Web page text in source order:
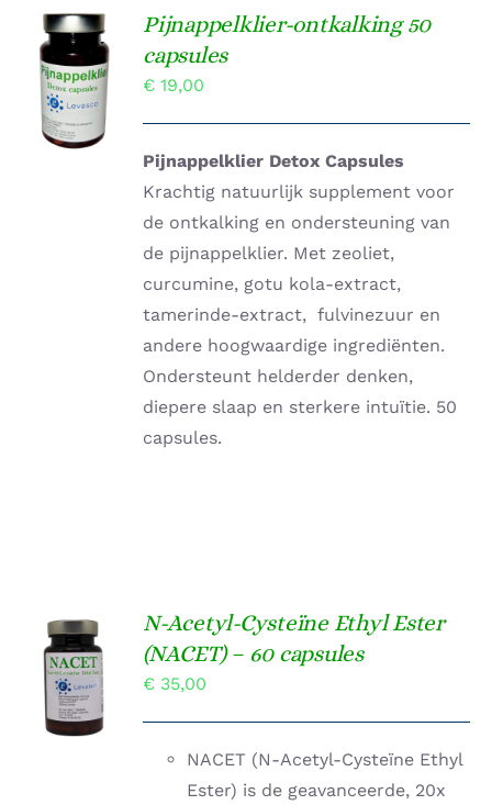
Gewaardeerd
4.67uit 5
TOEVOEGEN
AAN
WINKELWAGEN
DETAILS
Pijnappelklier-ontkalking 50
capsules
€ 19,00
Pijnappelklier Detox Capsules
Krachtig natuurlijk supplement voor
de ontkalking en ondersteuning van
de pijnappelklier. Met zeoliet,
curcumine, gotu kola-extract,
tamerinde-extract, fulvinezuur en
andere hoogwaardige ingrediënten.
Ondersteunt helderder denken,
diepere slaap en sterkere intuïtie. 50
capsules.
TOEVOEGEN
AAN
WINKELWAGEN
/
DETAILS
N-Acetyl-Cysteïne Ethyl Ester
(NACET) – 60 capsules
€ 35,00
NACET (N-Acetyl-Cysteïne Ethyl
Ester) is de geavanceerde, 20x